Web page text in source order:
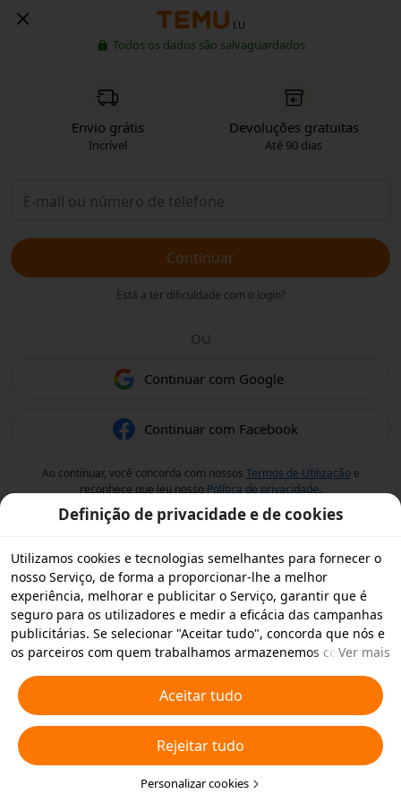
LU
Todos os dados são salvaguardados
Envio grátis
Incrível
Devoluções gratuitas
Até 90 dias
Continuar
Está a ter dificuldade com o login?
OU
Continuar com Google
Continuar com Facebook
Ao continuar, você concorda com nossos Termos de Utilizaçãoe
reconhece que leu nosso Política de privacidade.
Definição de privacidade e de cookies
Utilizamos cookies e tecnologias semelhantes para fornecer o
nosso Serviço, de forma a proporcionar-lhe a melhor
experiência, melhorar e publicitar o Serviço, garantir que é
seguro para os utilizadores e medir a eficácia das campanhas
publicitárias. Se selecionar "Aceitar tudo", concorda que nós e
os parceiros com quem trabalhamos armazenemos cookies e
publicitários. Também pode "Rejeitar todos" os cookies não
essenciais ou escolher os tipos de cookies que pretende
aceitar ou desativar clicando em "Personalizar cookies" abaixo
ou em qualquer altura nas suas definições de privacidade.
Para obter mais informações, consulte a nossaPolítica relativa
a Cookies e Tecnologias Semelhantes.
Ver mais
Aceitar tudo
Rejeitar tudo
Personalizar cookies